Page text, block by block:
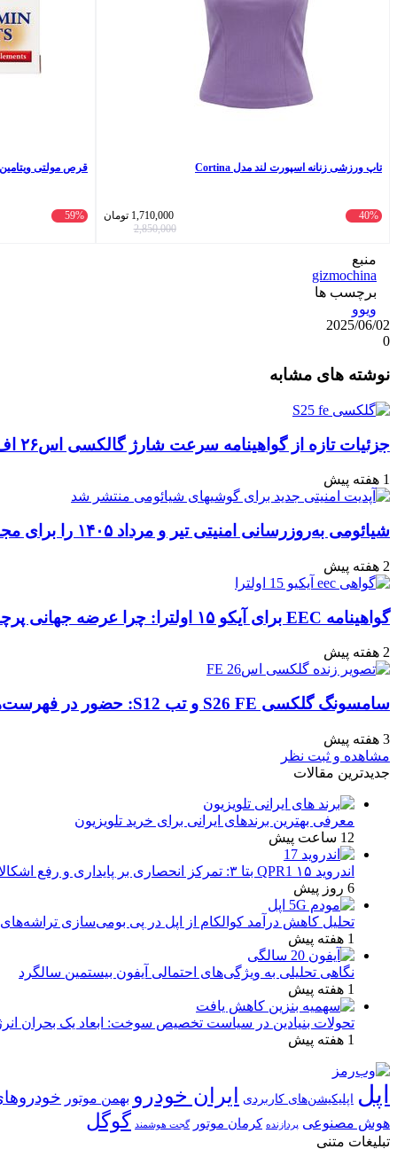
تاپ ورزشی زنانه اسپورت لند مدل Cortina
40%
1,710,000 تومان
2,850,000
قرص مولتی ویتامین
59%
منبع
gizmochina
برچسب ها
ویوو
2025/06/02
0
آپ
گذاری
ایمیل
نوشته های مشابه
جزئیات تازه از گواهینامه سرعت شارژ گالکسی اس۲۶ اف‌ای: تحلیل‌ها و انتظارات
1 هفته پیش
شیائومی به‌روزرسانی امنیتی تیر و مرداد ۱۴۰۵ را برای مجموعه‌ای از دستگاه‌ها منتشر کرد: تعهد به امنیت سایبری
2 هفته پیش
گواهینامه EEC برای آیکو ۱۵ اولترا: چرا عرضه جهانی پرچمدار جدید قطعی به نظر می‌رسد؟
2 هفته پیش
سامسونگ گلکسی S26 FE و تب S12: حضور در فهرست‌های آنلاین گوگل و پیش‌بینی عرضه در پاییز ۱۴۰۵
3 هفته پیش
مشاهده و ثبت نظر
جدیدترین مقالات
معرفی بهترین برندهای ایرانی برای خرید تلویزیون
12 ساعت پیش
اندروید ۱۵ QPR1 بتا ۳: تمرکز انحصاری بر پایداری و رفع اشکالات
6 روز پیش
تحلیل کاهش درآمد کوالکام از اپل در پی بومی‌سازی
1 هفته پیش
نگاهی تحلیلی به ویژگی‌های احتمالی آیفون بیستمین سالگرد
1 هفته پیش
تحولات بنیادین در سیاست تخصیص سوخت: ابعاد یک بحران
1 هفته پیش
اپل اپلیکیشن‌های کاربردی ایران خودرو بهمن موتور
هوش مصنوعی پردازنده کرمان موتور گجت هوشمند گوگل
تبلیغات متنی